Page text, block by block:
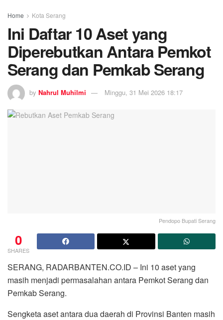
Home Kota Serang
Ini Daftar 10 Aset yang
Diperebutkan Antara Pemkot
Serang dan Pemkab Serang
by Nahrul Muhilmi Minggu, 31 Mei 2026 18:17
Pendopo Bupati Serang
0
SHARES
SERANG, RADARBANTEN.CO.ID – Ini 10 aset yang
masih menjadi permasalahan antara Pemkot Serang dan
Pemkab Serang.
Sengketa aset antara dua daerah di Provinsi Banten masih